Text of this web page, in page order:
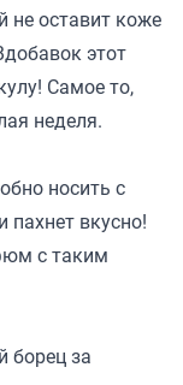
не оставит коже
этот
Самое то,
неделя.
носить с
пахнет вкусно!
с таким
борец за